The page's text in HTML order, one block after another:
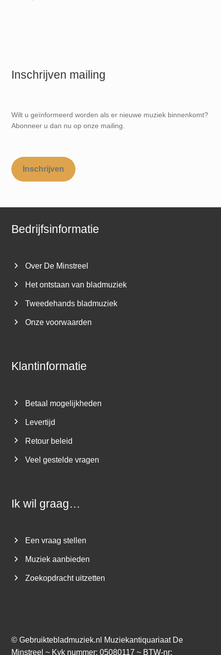
Inschrijven mailing
Wilt u geïnformeerd worden als er nieuwe muziek binnenkomt?
Abonneer u dan nu op onze mailing.
Inschrijven
Bedrijfsinformatie
Over De Minstreel
Het ontstaan van bladmuziek
Tweedehands bladmuziek
Onze voorwaarden
Klantinformatie
Betaal mogelijkheden
Levertijd
Retour beleid
Veel gestelde vragen
Ik wil graag…
Een vraag stellen
Muziek aanbieden
Zoekopdracht uitzetten
© Gebruiktebladmuziek.nl
Muziekantiquariaat De
Minstreel ~ Kvk nummer: 05080117 ~ BTW-nr: